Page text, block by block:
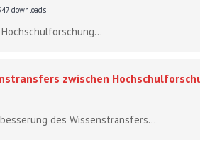
downloads
zwischen
des Wissenstransfers...